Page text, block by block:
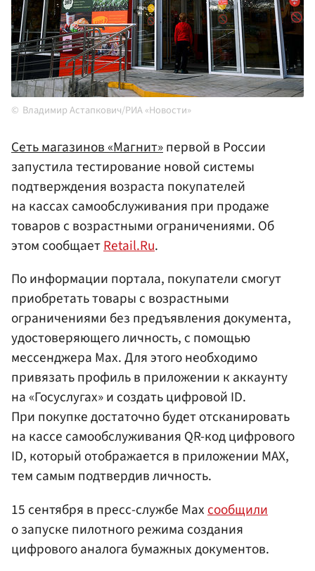
Владимир Астапкович/РИА «Новости»
Сеть магазинов «Магнит»первой в России
запустила тестирование новой системы
подтверждения возраста покупателей
на кассах самообслуживания при продаже
товаров с возрастными ограничениями. Об
этом сообщаетRetail.Ru.
По информации портала, покупатели смогут
приобретать товары с возрастными
ограничениями без предъявления документа,
удостоверяющего личность, с помощью
мессенджера Max. Для этого необходимо
привязать профиль в приложении к аккаунту
на «Госуслугах» и создать цифровой ID.
При покупке достаточно будет отсканировать
на кассе самообслуживания QR-код цифрового
ID, который отображается в приложении MAX,
тем самым подтвердив личность.
15 сентября в пресс-службе Max сообщили
о запуске пилотного режима создания
цифрового аналога бумажных документов.